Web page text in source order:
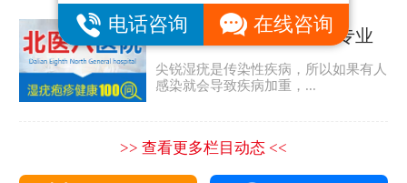
大连哪家尖锐湿疣医院专业
尖锐湿疣是传染性疾病，所以如果有人
感染就会导致疾病加重，...
>> 查看更多栏目动态 <<
电话咨询 在线咨询